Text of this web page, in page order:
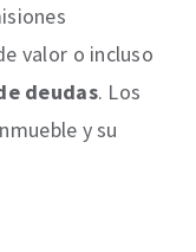
valor o incluso
deudas. Los
y su